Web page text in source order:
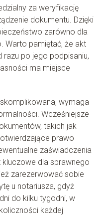
za weryfikację
dokumentu. Dzięki
zarówno dla
Warto pamiętać, że akt
razu po jego podpisaniu,
ma miejsce
wymaga
Wcześniejsze
takich jak
prawo
zaświadczenia
dla sprawnego
zarezerwować sobie
u notariusza, gdyż
do kilku tygodni, w
każdej